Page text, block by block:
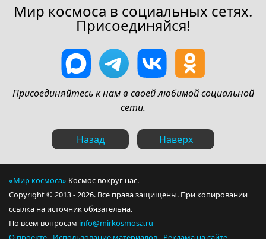
Мир космоса в социальных сетях.
Присоединяйся!
Присоединяйтесь к нам в своей любимой социальной
сети.
Назад Наверх
«Мир космоса» Космос вокруг нас.
Copyright © 2013 - 2026. Все права защищены. При копировании
ссылка на источник обязательна.
По всем вопросам info@mirkosmosa.ru